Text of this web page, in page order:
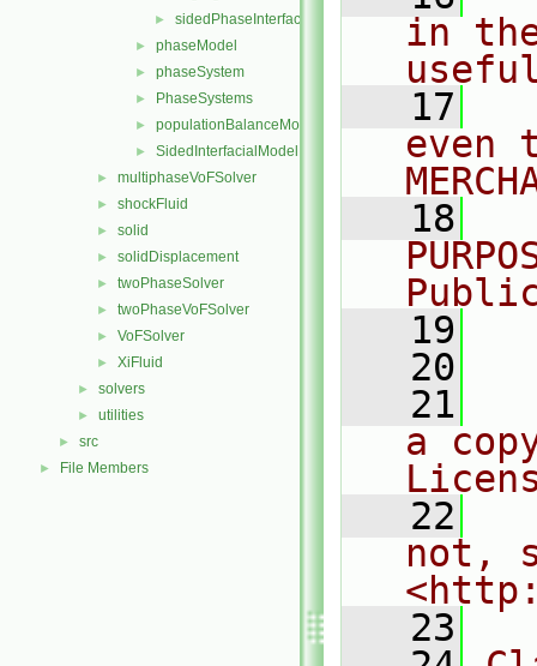
► sidedPhaseInterface
► phaseModel
► phaseSystem
► PhaseSystems
► populationBalanceModel
► SidedInterfacialModel
► multiphaseVoFSolver
► shockFluid
► solid
► solidDisplacement
► twoPhaseSolver
► twoPhaseVoFSolver
► VoFSolver
► XiFluid
► solvers
► utilities
► src
► File Members
in
   17
even
   18
   19
   20
   21
a
   22
not,
   23